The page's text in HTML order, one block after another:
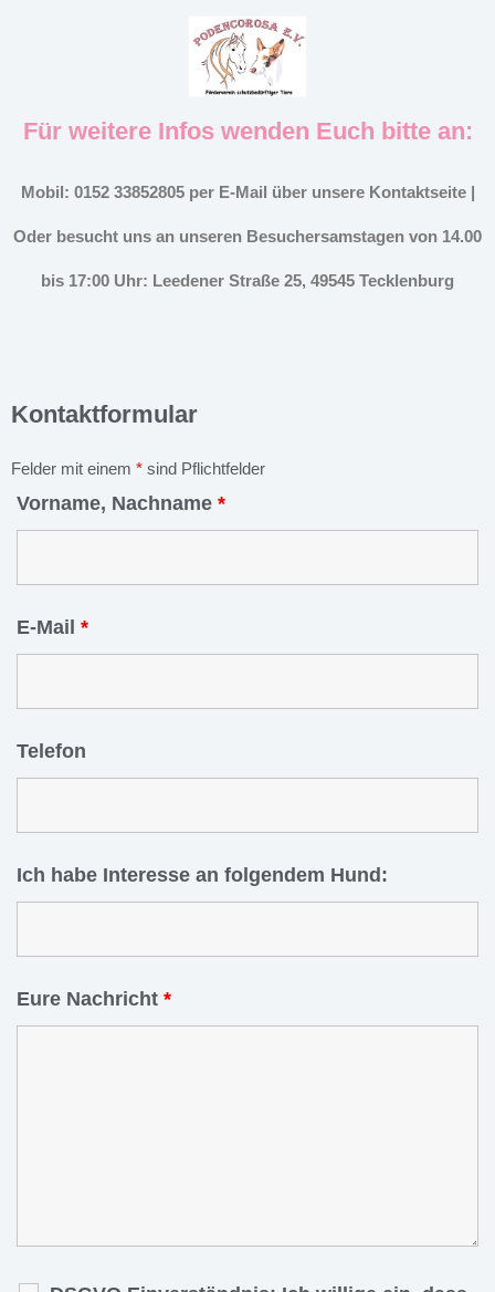
Für weitere Infos wenden Euch bitte an:
Mobil: 0152 33852805 per E-Mail über unsere Kontaktseite |
Oder besucht uns an unseren Besuchersamstagen von 14.00
bis 17:00 Uhr: Leedener Straße 25, 49545 Tecklenburg
Kontaktformular
Felder mit einem * sind Pflichtfelder
Vorname, Nachname *
E-Mail *
Telefon
Ich habe Interesse an folgendem Hund:
Eure Nachricht *